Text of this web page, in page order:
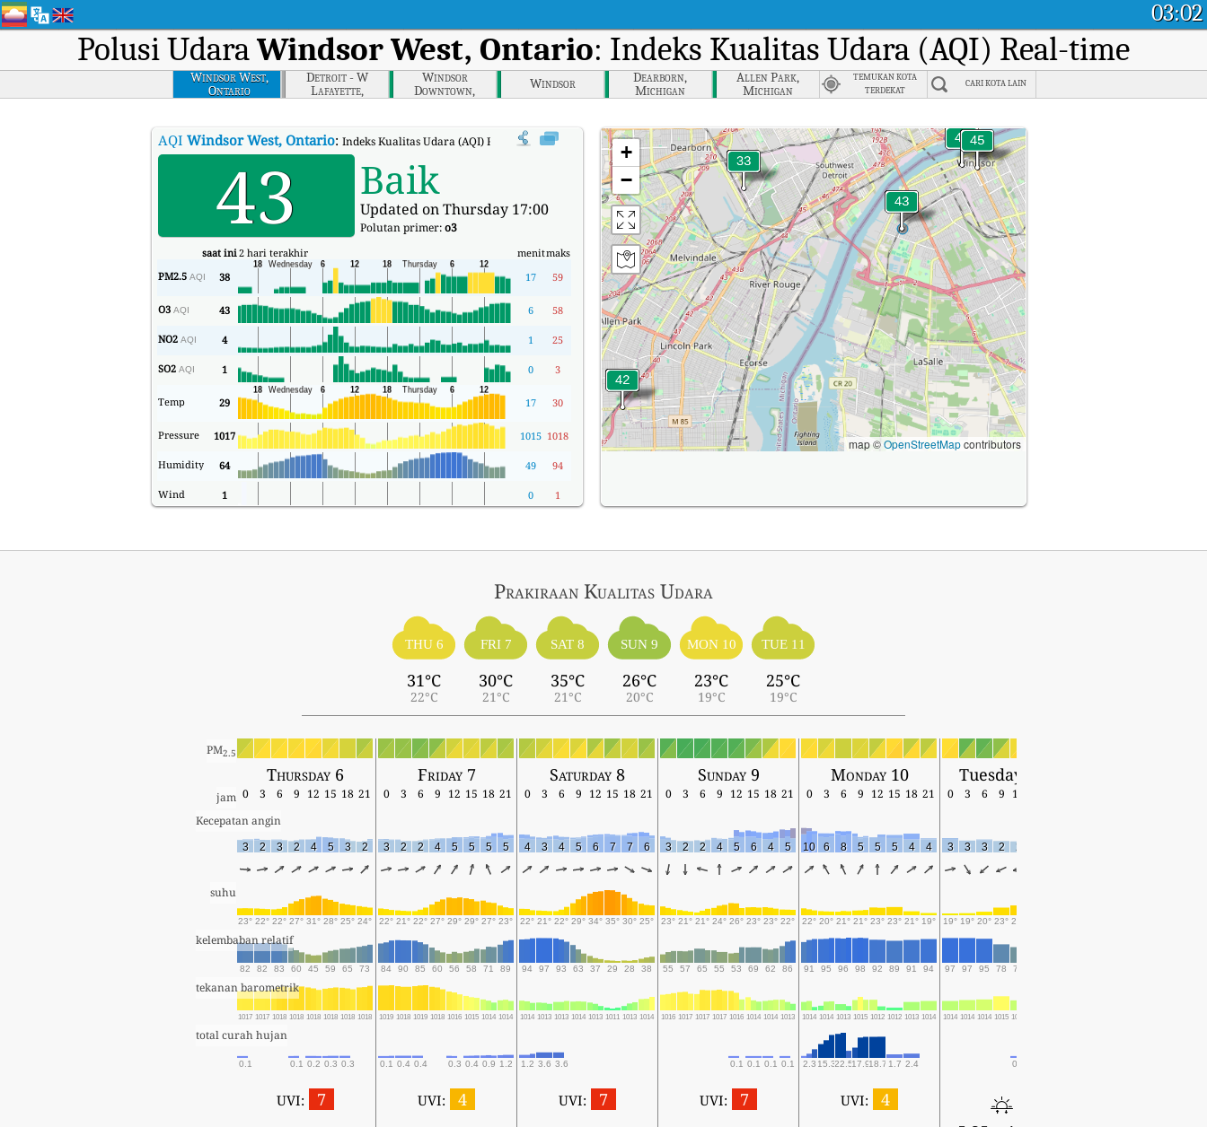
03:02
Polusi UdaraWindsor West, Ontario: Indeks Kualitas Udara (AQI) Real-time
Windsor West,
Ontario
Detroit - W
Lafayette,
Michigan
Windsor
Downtown,
Ontario
Windsor
Dearborn,
Michigan
Allen Park,
Michigan
TEMUKAN KOTA
TERDEKAT
CARI KOTA LAIN
AQI Windsor West, Ontario: Indeks Kualitas Udara (AQI) Real-time Windsor West, Ontario.
43 Baik
Updated on Thursday 17:00
Polutan primer:o3
saat ini2 hari terakhir menitmaks
PM2.5 AQI 38 17 59
O3 AQI 43 6 58
NO2 AQI 4 1 25
SO2 AQI 1 0 3
Temp 29 17 30
Pressure 1017 1015 1018
Humidity 64 49 94
Wind 1 0 1
+
−
map ©OpenStreetMapcontributors
Prakiraan Kualitas Udara
THU 6
31°C
22°C
FRI 7
30°C
21°C
SAT 8
35°C
21°C
SUN 9
26°C
20°C
MON 10
23°C
19°C
TUE 11
25°C
19°C
PM2.5
Thursday 6 Friday 7 Saturday 8 Sunday 9 Monday 10 Tuesday 11
jam 0 3 6 9 12 15 18 21 0 3 6 9 12 15 18 21 0 3 6 9 12 15 18 21 0 3 6 9 12 15 18 21 0 3 6 9 12 15 18 21 0 3 6 9 12
Kecepatan angin
3 2 3 2 4 5 3 2 3 2 2 4 5 5 5 5 4 3 4 5 6 7 7 6 3 2 2 4 5 6 4 5 10 6 8 5 5 5 4 4 3 3 3 2 2
suhu
23° 22° 22° 27° 31° 28° 25° 24° 22° 21° 22° 27° 29° 29° 27° 23° 22° 21° 22° 29° 34° 35° 30° 25° 23° 21° 21° 24° 26° 23° 23° 22° 22° 20° 21° 21° 23° 23° 21° 19° 19° 19° 20° 23° 25°
kelembaban relatif
82 82 83 60 45 59 65 73 84 90 85 60 56 58 71 89 94 97 93 63 37 29 28 38 55 57 65 55 53 69 62 86 91 95 96 98 92 89 91 94 97 97 95 78 70
tekanan barometrik
1017 1017 1018 1018 1018 1018 1018 1018 1019 1018 1019 1018 1016 1015 1014 1014 1014 1013 1013 1014 1013 1011 1013 1014 1016 1017 1017 1017 1016 1014 1014 1013 1014 1014 1013 1015 1012 1012 1013 1014 1014 1014 1014 1015 1014
total curah hujan
0.1 0.1 0.2 0.3 0.3 0.1 0.4 0.4 0.3 0.4 0.9 1.2 1.2 3.6 3.6 0.1 0.1 0.1 0.1 2.3 15.322.517.918.7 1.7 2.4 0.1
UVI: 7 UVI: 4 UVI: 7 UVI: 7 UVI: 4